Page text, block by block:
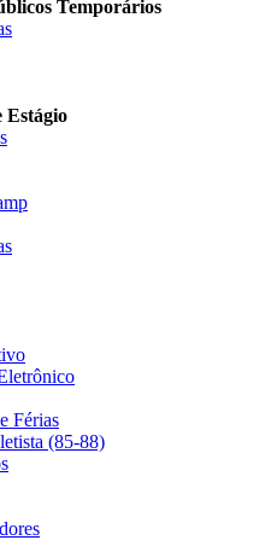
Temporários
Estágio
Férias
(85-88)